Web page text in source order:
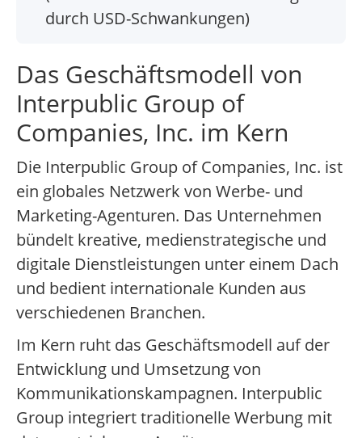
durch USD-Schwankungen)
Das Geschäftsmodell von
Interpublic Group of
Companies, Inc. im Kern
Die Interpublic Group of Companies, Inc. ist
ein globales Netzwerk von Werbe- und
Marketing-Agenturen. Das Unternehmen
bündelt kreative, medienstrategische und
digitale Dienstleistungen unter einem Dach
und bedient internationale Kunden aus
verschiedenen Branchen.
Im Kern ruht das Geschäftsmodell auf der
Entwicklung und Umsetzung von
Kommunikationskampagnen. Interpublic
Group integriert traditionelle Werbung mit